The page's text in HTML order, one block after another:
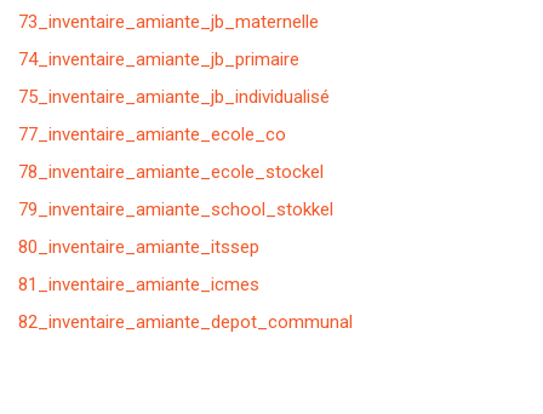
73_inventaire_amiante_jb_maternelle
74_inventaire_amiante_jb_primaire
75_inventaire_amiante_jb_individualisé
77_inventaire_amiante_ecole_co
78_inventaire_amiante_ecole_stockel
79_inventaire_amiante_school_stokkel
80_inventaire_amiante_itssep
81_inventaire_amiante_icmes
82_inventaire_amiante_depot_communal